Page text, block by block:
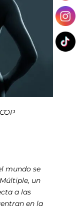
mundo se
un
a las
en la